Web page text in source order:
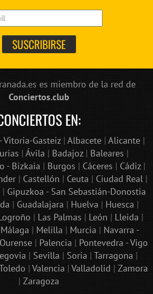
es miembro de la red de
Conciertos.club
EN:
Vitoria-Gasteiz| Albacete| Alicante|
| Ávila | Badajoz| Baleares |
- Bizkaia | Burgos | Cáceres | Cádiz|
| Castellón | Ceuta | Ciudad Real|
| Gipuzkoa - San Sebastián-Donostia
| Guadalajara | Huelva | Huesca |
| Las Palmas | León | Lleida |
Málaga | Melilla | Murcia | Navarra -
Ourense | Palencia | Pontevedra - Vigo
| Sevilla | Soria | Tarragona |
| Valencia | Valladolid | Zamora
| Zaragoza